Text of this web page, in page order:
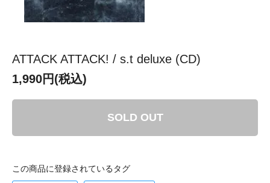
ATTACK ATTACK! / s.t deluxe (CD)
1,990円(税込)
SOLD OUT
この商品に登録されているタグ